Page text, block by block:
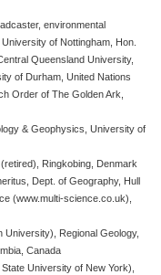
environmental
of Nottingham, Hon.
Queensland University,
of Durham, United Nations
Order of The Golden Ark,
& Geophysics, University of
Ringkobing, Denmark
Dept. of Geography, Hull
(www.multi-science.co.uk),
University), Regional Geology,
Canada
University of New York),